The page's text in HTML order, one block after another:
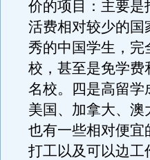
价的项目：主要是
活费相对较少的国
秀的中国学生，完
校，甚至是免学费
名校。四是高留学
美国、加拿大、
也有一些相对便宜
打工以及可以边工